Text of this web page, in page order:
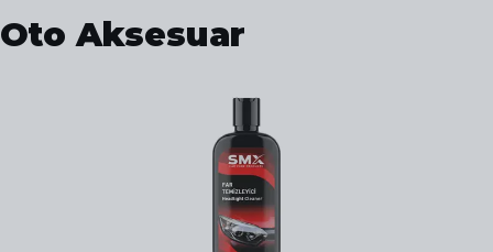
Oto Aksesuar